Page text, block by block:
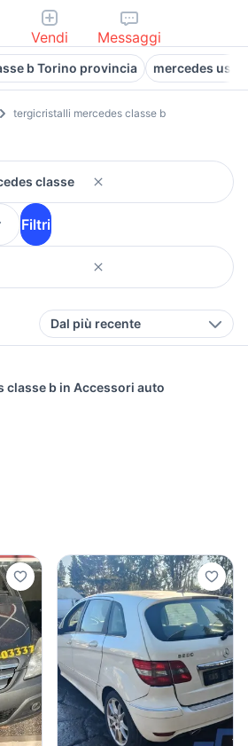
Vendi Messaggi
b Torino provincia mercedes
tergicristalli mercedes classe b
Filtri
Dal più recente
classe b in Accessori auto